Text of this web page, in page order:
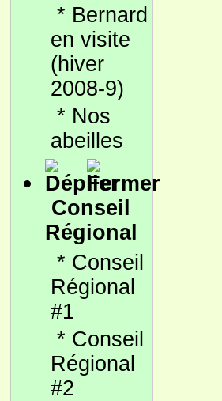
* Bernard
en visite
(hiver
2008-9)
* Nos
abeilles
Conseil
Régional
* Conseil
Régional
#1
* Conseil
Régional
#2